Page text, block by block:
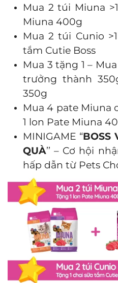
Mua 2 túi Miuna
Miuna 400g
Mua 2 túi Cunio
tắm Cutie Boss
Mua 3 tặng 1 –
trưởng thành
350g
Mua 4 pate Miuna
1 lon Pate Miuna
MINIGAME “BOSS
QUÀ’’ – Cơ hội
hấp dẫn từ Pets